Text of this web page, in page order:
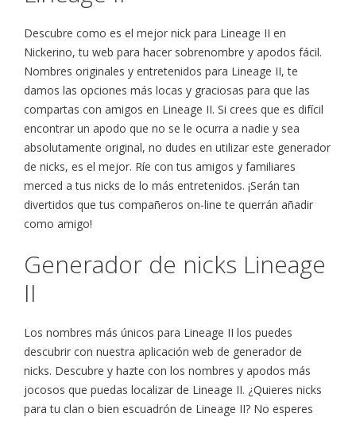
Descubre como es el mejor nick para Lineage II en
Nickerino, tu web para hacer sobrenombre y apodos fácil.
Nombres originales y entretenidos para Lineage II, te
damos las opciones más locas y graciosas para que las
compartas con amigos en Lineage II. Si crees que es difícil
encontrar un apodo que no se le ocurra a nadie y sea
absolutamente original, no dudes en utilizar este generador
de nicks, es el mejor. Ríe con tus amigos y familiares
merced a tus nicks de lo más entretenidos. ¡Serán tan
divertidos que tus compañeros on-line te querrán añadir
como amigo!
Generador de nicks Lineage
II
Los nombres más únicos para Lineage II los puedes
descubrir con nuestra aplicación web de generador de
nicks. Descubre y hazte con los nombres y apodos más
jocosos que puedas localizar de Lineage II. ¿Quieres nicks
para tu clan o bien escuadrón de Lineage II? No esperes